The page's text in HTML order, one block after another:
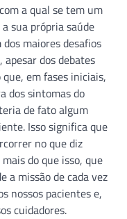
a qual se tem um
sua própria saúde
maiores desafios
dos debates
em fases iniciais,
dos sintomas do
de fato algum
Isso significa que
no que diz
do que isso, que
a missão de cada vez
nossos pacientes e,
cuidadores.